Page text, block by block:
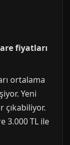
fiyatları
ortalama
Yeni
çıkabiliyor.
3.000 TL ile